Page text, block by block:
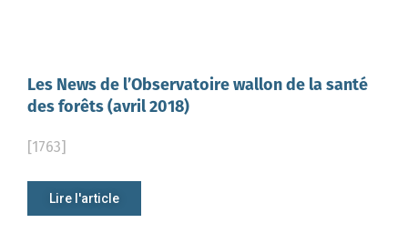
Les News de l’Observatoire wallon de la santé
des forêts (avril 2018)
[1763]
Lire l'article